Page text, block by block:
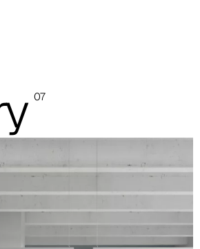
con las muestras reales.
07